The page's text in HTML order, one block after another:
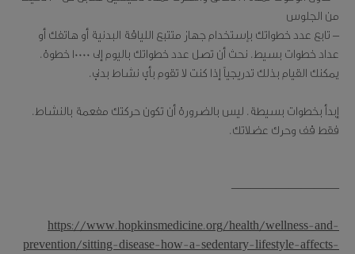
من الجلوس
– تابع عدد خطواتك بإستخدام جهاز متتبع اللياقة البدنية أو هاتفك أو
عداد خطوات بسيط. نحث أن تصل عدد خطواتك باليوم إلى 10000 خطوة.
يمكنك القيام بذلك تدريجياً إذا كنت لا تقوم بأي نشاط بدني.
إبدأ بخطوات بسيطة. ليس بالضرورة أن تكون حركتك مفعمة بالنشاط.
فقط قف وحرك عضلاتك.
————————–
https://www.hopkinsmedicine.org/health/wellness-and-
prevention/sitting-disease-how-a-sedentary-lifestyle-affects-